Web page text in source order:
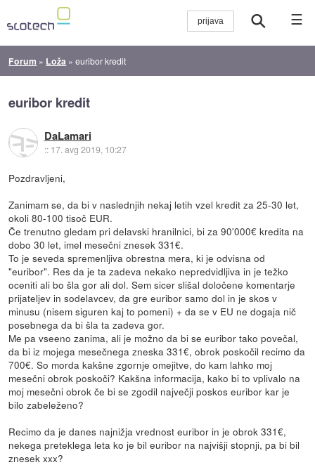
☰
Forum » Loža »euribor kredit
euribor kredit
DaLamari
:: 17. avg 2019, 10:27
Pozdravljeni,
Zanimam se, da bi v naslednjih nekaj letih vzel kredit za 25-30 let,
okoli 80-100 tisoč EUR.
Če trenutno gledam pri delavski hranilnici, bi za 90'000€ kredita na
dobo 30 let, imel mesečni znesek 331€.
To je seveda spremenljiva obrestna mera, ki je odvisna od
"euribor". Res da je ta zadeva nekako nepredvidljiva in je težko
oceniti ali bo šla gor ali dol. Sem sicer slišal določene komentarje
prijateljev in sodelavcev, da gre euribor samo dol in je skos v
minusu (nisem siguren kaj to pomeni) + da se v EU ne dogaja nič
posebnega da bi šla ta zadeva gor.
Me pa vseeno zanima, ali je možno da bi se euribor tako povečal,
da bi iz mojega mesečnega zneska 331€, obrok poskočil recimo da
700€. So morda kakšne zgornje omejitve, do kam lahko moj
mesečni obrok poskoči? Kakšna informacija, kako bi to vplivalo na
moj mesečni obrok če bi se zgodil največji poskos euribor kar je
bilo zabeleženo?
Recimo da je danes najnižja vrednost euribor in je obrok 331€,
nekega preteklega leta ko je bil euribor na najvišji stopnji, pa bi bil
znesek xxx?